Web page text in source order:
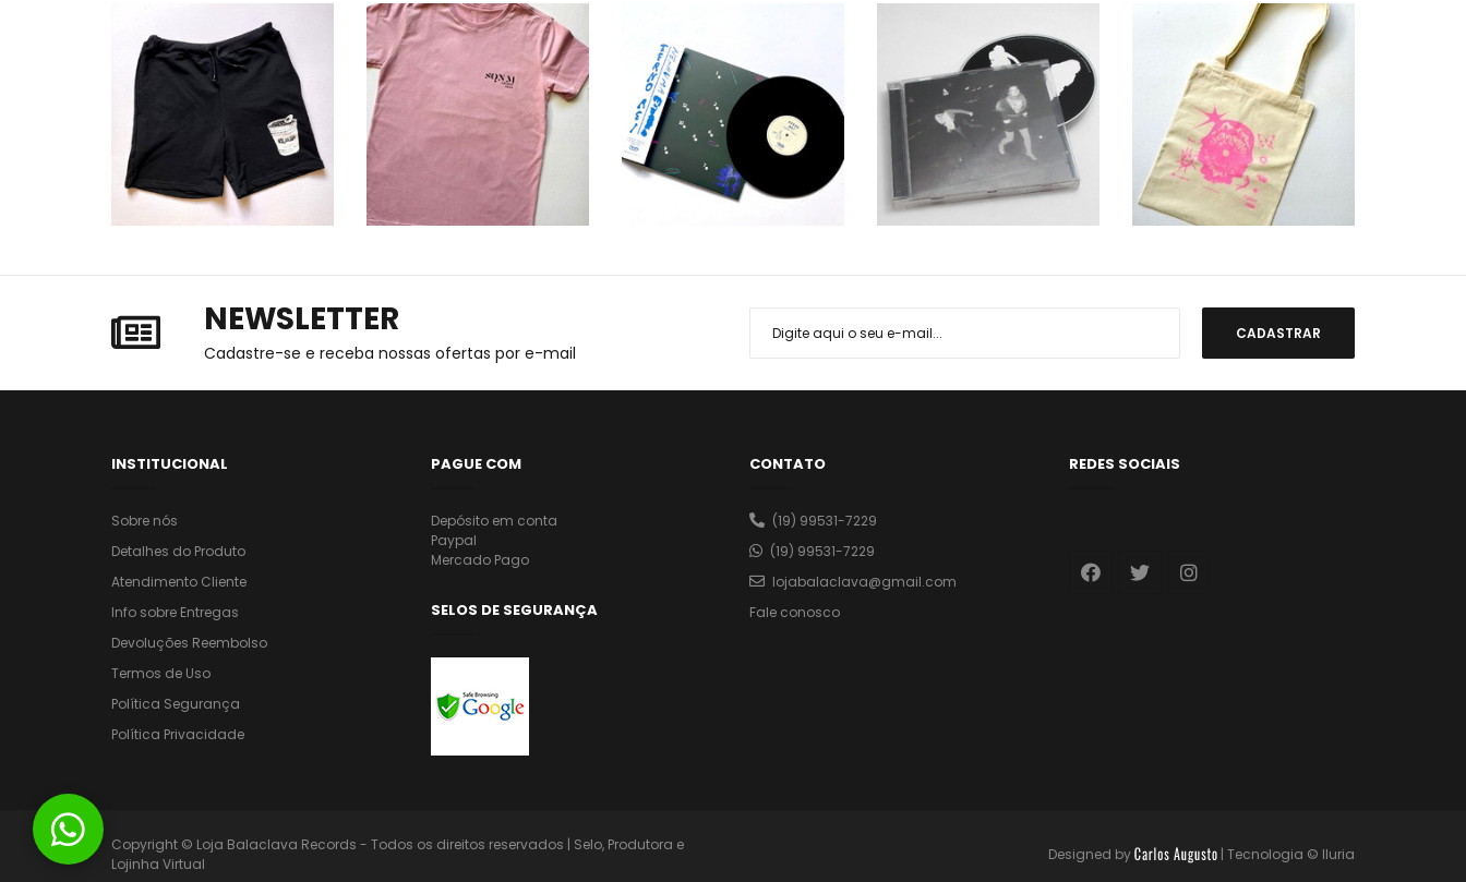
NEWSLETTER
Cadastre-se e receba nossas ofertas por e-mail
INSTITUCIONAL
Sobre nós
Detalhes do Produto
Atendimento Cliente
Info sobre Entregas
Devoluções Reembolso
Termos de Uso
Política Segurança
Política Privacidade
PAGUE COM
Depósito em conta
Paypal
Mercado Pago
SELOS DE SEGURANÇA
CONTATO
(19) 99531-7229
(19) 99531-7229
lojabalaclava@gmail.com
Fale conosco
REDES SOCIAIS
Copyright © Loja Balaclava Records - Todos os direitos reservados | Selo, Produtora e
Lojinha Virtual
Designed by | Tecnologia © Iluria